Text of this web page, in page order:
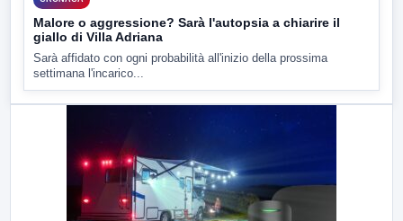
Malore o aggressione? Sarà l'autopsia a chiarire il
giallo di Villa Adriana
Sarà affidato con ogni probabilità all'inizio della prossima
settimana l'incarico...